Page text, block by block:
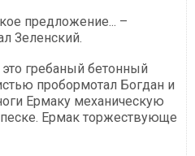
предложение... –
Зеленский.
гребаный бетонный
пробормотал Богдан и
Ермаку механическую
Ермак торжествующе